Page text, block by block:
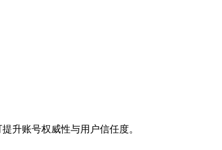
升账号权威性与用户信任度。